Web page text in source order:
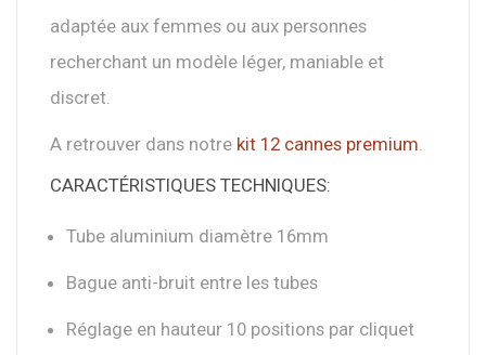
adaptée aux femmes ou aux personnes
recherchant un modèle léger, maniable et
discret.
A retrouver dans notre kit 12 cannes premium.
CARACTÉRISTIQUES TECHNIQUES:
Tube aluminium diamètre 16mm
Bague anti-bruit entre les tubes
Réglage en hauteur 10 positions par cliquet